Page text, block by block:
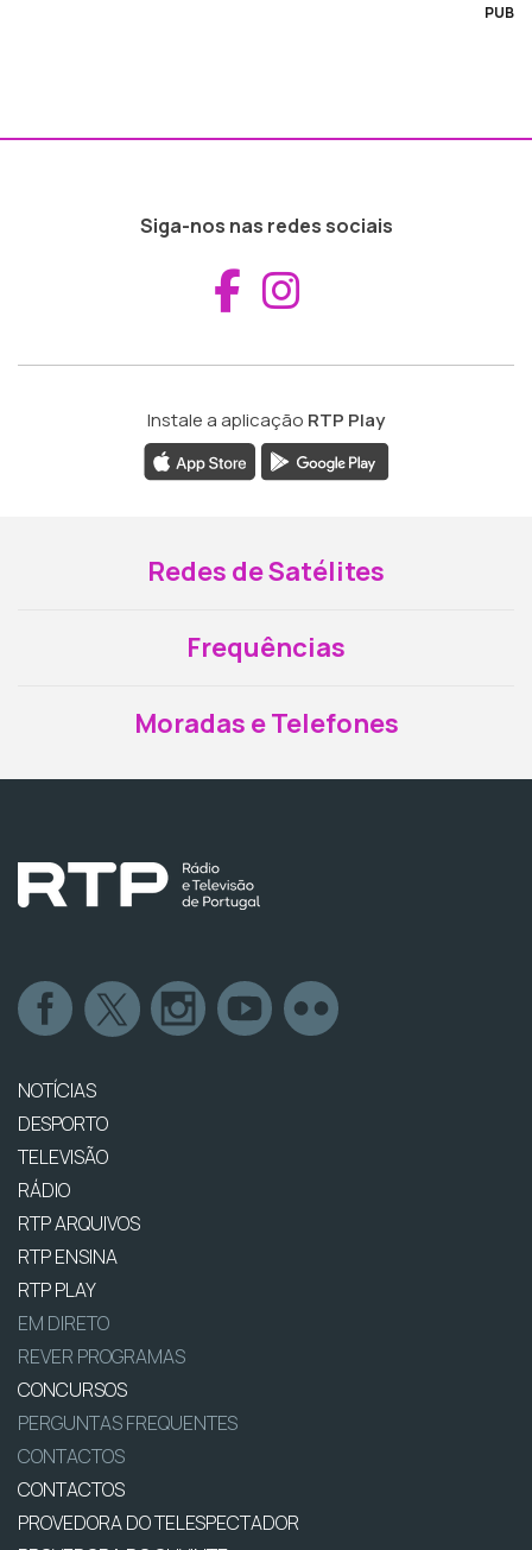
PUB
Siga-nos nas redes sociais
Aceder ao
Instale a aplicação RTP Play
Redes de Satélites
Frequências
Moradas e Telefones
NOTÍCIAS
DESPORTO
TELEVISÃO
RÁDIO
RTP ARQUIVOS
RTP ENSINA
RTP PLAY
EM DIRETO
REVER PROGRAMAS
CONCURSOS
PERGUNTAS FREQUENTES
CONTACTOS
CONTACTOS
PROVEDORA DO TELESPECTADOR